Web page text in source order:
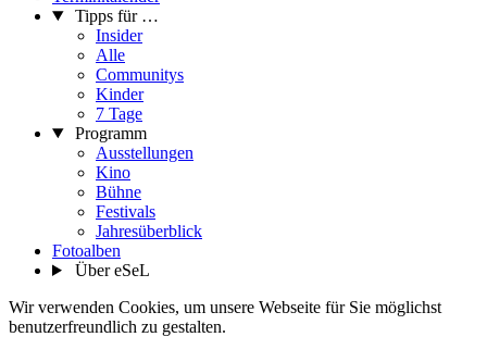
Tipps für …
Insider
Alle
Communitys
Kinder
7 Tage
Programm
Ausstellungen
Kino
Bühne
Festivals
Jahresüberblick
Fotoalben
Über eSeL
Wir verwenden Cookies, um unsere Webseite für Sie möglichst
benutzerfreundlich zu gestalten.